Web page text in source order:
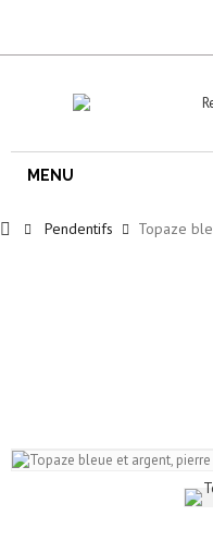
MENU
Pendentifs Topaze